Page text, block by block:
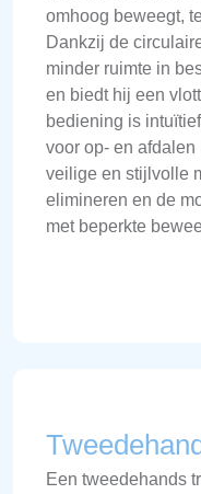
omhoog beweegt,
Dankzij de
minder ruimte in
en biedt hij een
bediening is
voor op- en
veilige en stijlvolle
elimineren en de
met beperkte
Een tweedehands